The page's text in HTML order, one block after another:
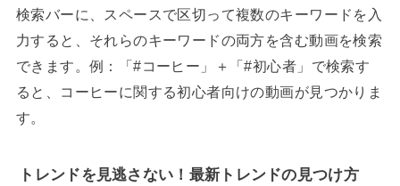
検索バーに、スペースで区切って複数のキーワードを入
力すると、それらのキーワードの両方を含む動画を検索
できます。例：「#コーヒー」＋「#初心者」で検索す
ると、コーヒーに関する初心者向けの動画が見つかりま
す。
トレンドを見逃さない！最新トレンドの見つけ方